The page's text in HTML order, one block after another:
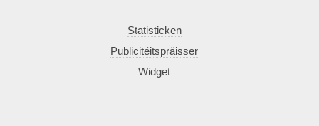
Statisticken
Publicitéitspräisser
Widget